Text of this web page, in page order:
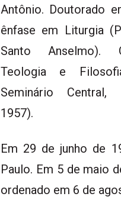
Antônio. Doutorado
ênfase em Liturgia
Santo Anselmo).
Teologia e
Seminário Central,
1957).
Em 29 de junho de
Paulo. Em 5 de maio
ordenado em 6 de